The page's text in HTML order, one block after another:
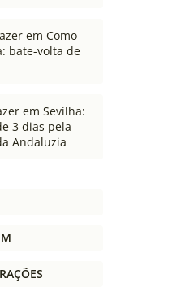
em Como
bate-volta de
em Sevilha:
3 dias pela
Andaluzia